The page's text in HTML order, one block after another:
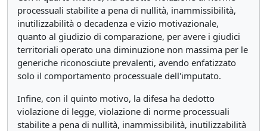
processuali stabilite a pena di nullità, inammissibilità,
inutilizzabilità o decadenza e vizio motivazionale,
quanto al giudizio di comparazione, per avere i giudici
territoriali operato una diminuzione non massima per le
generiche riconosciute prevalenti, avendo enfatizzato
solo il comportamento processuale dell'imputato.
Infine, con il quinto motivo, la difesa ha dedotto
violazione di legge, violazione di norme processuali
stabilite a pena di nullità, inammissibilità, inutilizzabilità